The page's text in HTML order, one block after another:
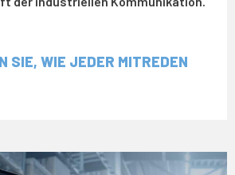
SIE, WIE JEDER MITREDEN